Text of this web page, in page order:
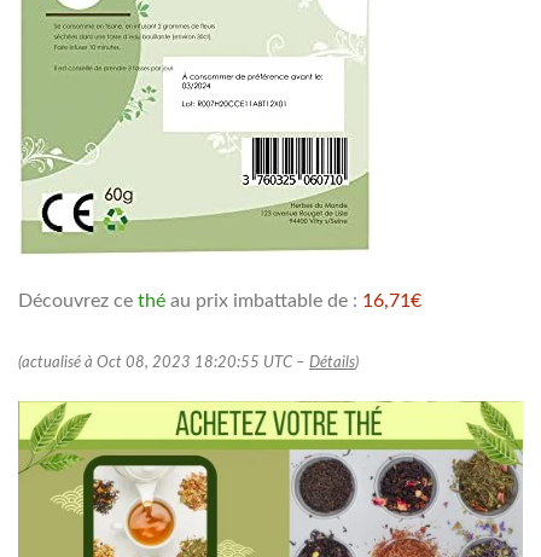
Découvrez ce thé au prix imbattable de : 16,71€
(actualisé à Oct 08, 2023 18:20:55 UTC – Détails)